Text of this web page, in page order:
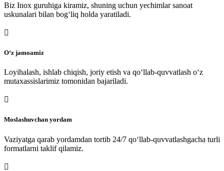
Biz Inox guruhiga kiramiz, shuning uchun yechimlar sanoat
uskunalari bilan bog‘liq holda yaratiladi.

O‘z jamoamiz
Loyihalash, ishlab chiqish, joriy etish va qo‘llab-quvvatlash o‘z
mutaxassislarimiz tomonidan bajariladi.

Moslashuvchan yordam
Vaziyatga qarab yordamdan tortib 24/7 qo‘llab-quvvatlashgacha turli
formatlarni taklif qilamiz.
